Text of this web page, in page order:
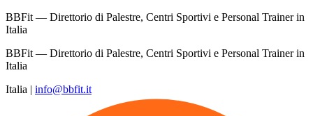
BBFit — Direttorio di Palestre, Centri Sportivi e Personal Trainer in
Italia
BBFit — Direttorio di Palestre, Centri Sportivi e Personal Trainer in
Italia
Italia | info@bbfit.it